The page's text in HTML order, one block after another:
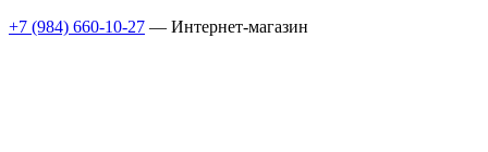
+7 (984) 660-10-27 — Интернет-магазин